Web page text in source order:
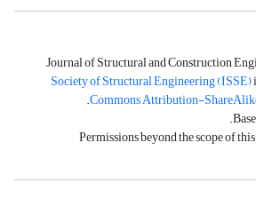
Journal of Structural and Construction
Society of Structural Engineering (ISSE)
Commons Attribution-
.
.
Permissions beyond the scope of